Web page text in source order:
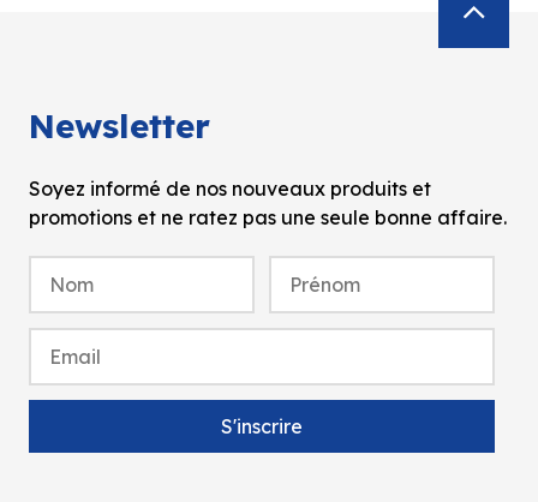
Newsletter
Soyez informé de nos nouveaux produits et
promotions et ne ratez pas une seule bonne affaire.